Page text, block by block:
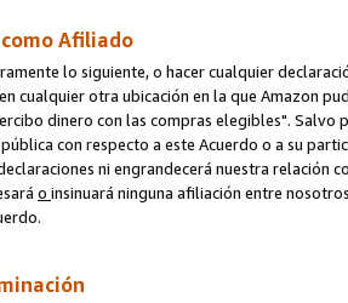
Afiliado
lo siguiente, o hacer cualquier
cualquier otra ubicación en la que Amazon
dinero con las compras elegibles". Salvo
con respecto a este Acuerdo o a su
ni engrandecerá nuestra relación
o insinuará ninguna afiliación entre